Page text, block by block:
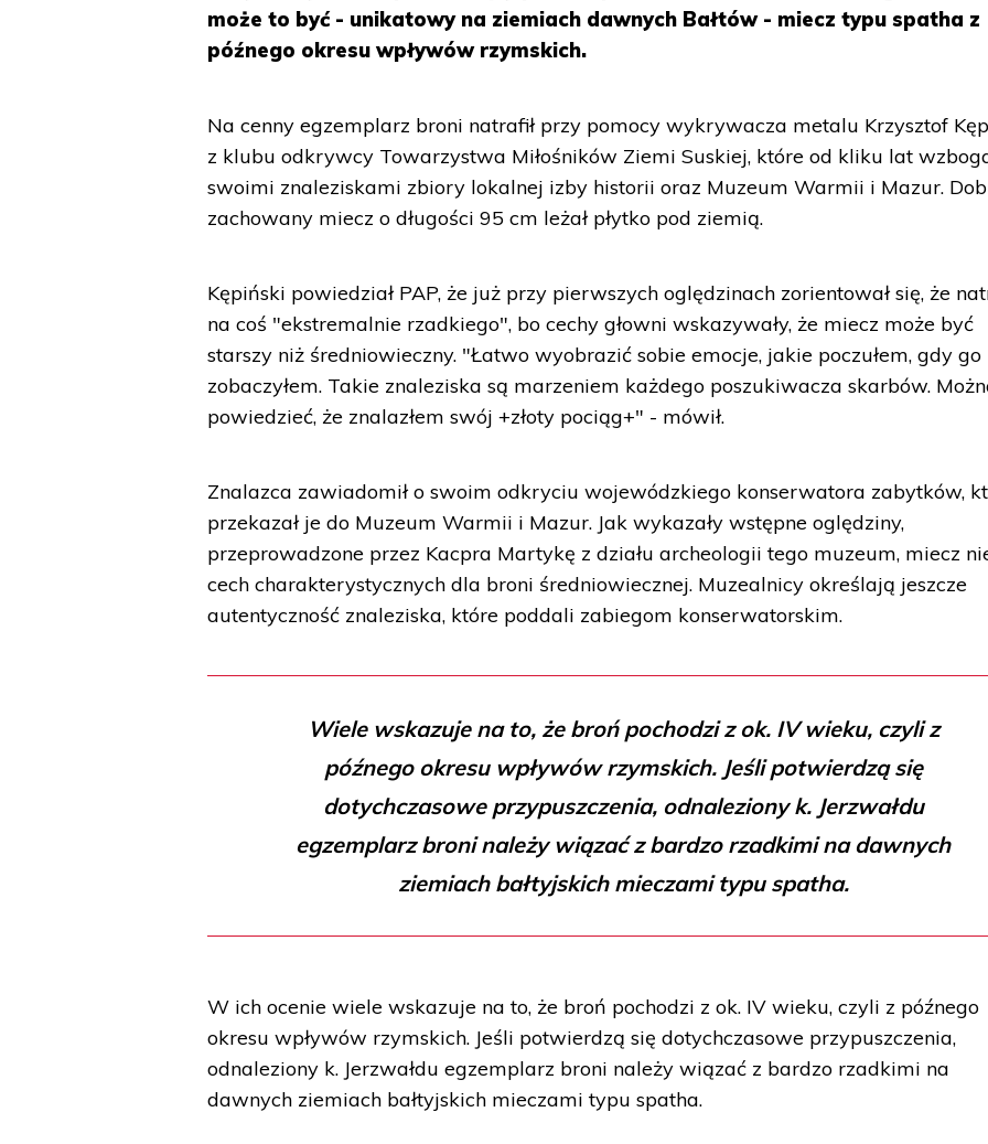
może to być - unikatowy na ziemiach dawnych Bałtów - miecz typu spatha z
późnego okresu wpływów rzymskich.
Na cenny egzemplarz broni natrafił przy pomocy wykrywacza metalu Krzysztof
z klubu odkrywcy Towarzystwa Miłośników Ziemi Suskiej, które od kliku lat
swoimi znaleziskami zbiory lokalnej izby historii oraz Muzeum Warmii i Mazur.
zachowany miecz o długości 95 cm leżał płytko pod ziemią.
Kępiński powiedział PAP, że już przy pierwszych oględzinach zorientował się, że
na coś "ekstremalnie rzadkiego", bo cechy głowni wskazywały, że miecz może być
starszy niż średniowieczny. "Łatwo wyobrazić sobie emocje, jakie poczułem, gdy go
zobaczyłem. Takie znaleziska są marzeniem każdego poszukiwacza skarbów.
powiedzieć, że znalazłem swój +złoty pociąg+" - mówił.
Znalazca zawiadomił o swoim odkryciu wojewódzkiego konserwatora zabytków,
przekazał je do Muzeum Warmii i Mazur. Jak wykazały wstępne oględziny,
przeprowadzone przez Kacpra Martykę z działu archeologii tego muzeum, miecz
cech charakterystycznych dla broni średniowiecznej. Muzealnicy określają jeszcze
autentyczność znaleziska, które poddali zabiegom konserwatorskim.
Wiele wskazuje na to, że broń pochodzi z ok. IV wieku, czyli z
późnego okresu wpływów rzymskich. Jeśli potwierdzą się
dotychczasowe przypuszczenia, odnaleziony k. Jerzwałdu
egzemplarz broni należy wiązać z bardzo rzadkimi na dawnych
ziemiach bałtyjskich mieczami typu spatha.
W ich ocenie wiele wskazuje na to, że broń pochodzi z ok. IV wieku, czyli z późnego
okresu wpływów rzymskich. Jeśli potwierdzą się dotychczasowe przypuszczenia,
odnaleziony k. Jerzwałdu egzemplarz broni należy wiązać z bardzo rzadkimi na
dawnych ziemiach bałtyjskich mieczami typu spatha.